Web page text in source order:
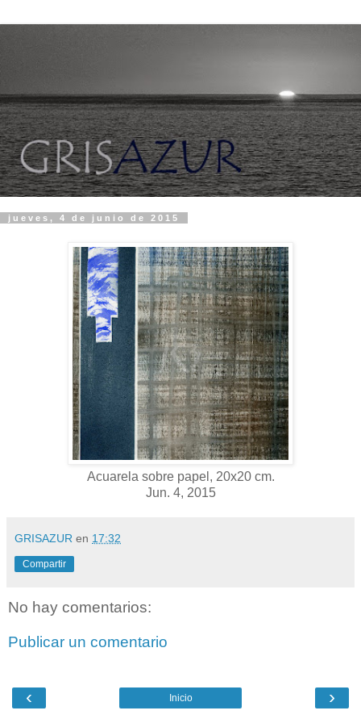
jueves, 4 de junio de 2015
Acuarela sobre papel, 20x20 cm.
Jun. 4, 2015
GRISAZUR en 17:32
Compartir
No hay comentarios:
Publicar un comentario
‹ ›
Inicio